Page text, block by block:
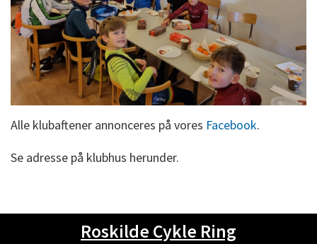
Alle klubaftener annonceres på vores Facebook.
Se adresse på klubhus herunder.
Roskilde Cykle Ring